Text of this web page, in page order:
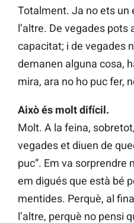
Totalment. Ja no ets un
l’altre. De vegades pots
capacitat; i de vegades
demanen alguna cosa,
mira, ara no ho puc fer,
Això és molt difícil.
Molt. A la feina,
vegades et diuen de
puc”. Em va sorprendre
em digués que està bé
mentides. Perquè, al
l’altre, perquè no pensi